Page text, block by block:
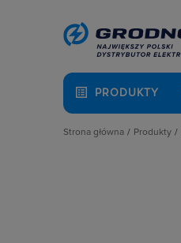
PRODUKTY
Strona główna
Produkty